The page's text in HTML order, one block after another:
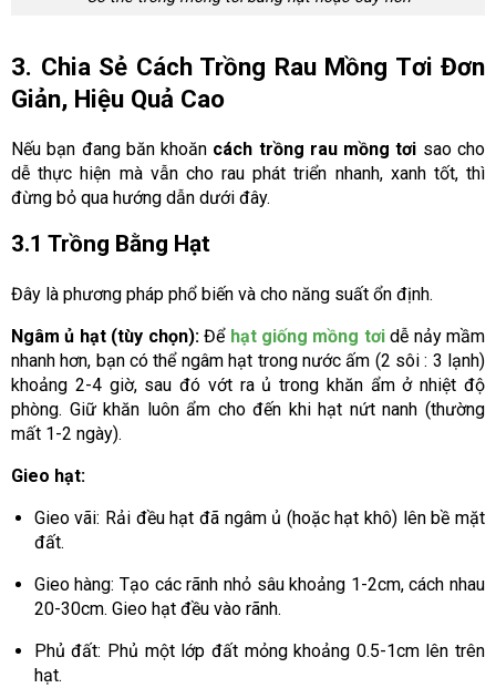
3. Chia Sẻ Cách Trồng Rau Mồng Tơi Đơn
Giản, Hiệu Quả Cao
Nếu bạn đang băn khoăn cách trồng rau mồng tơi sao cho
dễ thực hiện mà vẫn cho rau phát triển nhanh, xanh tốt, thì
đừng bỏ qua hướng dẫn dưới đây.
3.1 Trồng Bằng Hạt
Đây là phương pháp phổ biến và cho năng suất ổn định.
Ngâm ủ hạt (tùy chọn):Để hạt giống mồng tơidễ nảy mầm
nhanh hơn, bạn có thể ngâm hạt trong nước ấm (2 sôi : 3 lạnh)
khoảng 2-4 giờ, sau đó vớt ra ủ trong khăn ẩm ở nhiệt độ
phòng. Giữ khăn luôn ẩm cho đến khi hạt nứt nanh (thường
mất 1-2 ngày).
Gieo hạt:
Gieo vãi: Rải đều hạt đã ngâm ủ (hoặc hạt khô) lên bề mặt
đất.
Gieo hàng: Tạo các rãnh nhỏ sâu khoảng 1-2cm, cách nhau
20-30cm. Gieo hạt đều vào rãnh.
Phủ đất: Phủ một lớp đất mỏng khoảng 0.5-1cm lên trên
hạt.